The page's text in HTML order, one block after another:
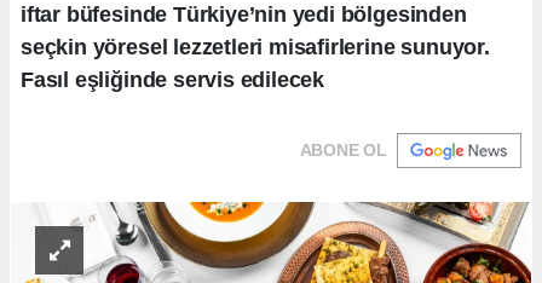
iftar büfesinde Türkiye’nin yedi bölgesinden
seçkin yöresel lezzetleri misafirlerine sunuyor.
Fasıl eşliğinde servis edilecek
ABONE OL